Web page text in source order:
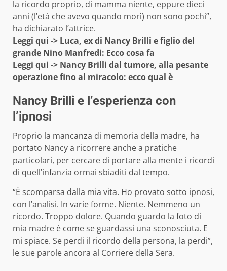
la ricordo proprio, di mamma niente, eppure dieci
anni (l’età che avevo quando morì) non sono pochi”,
ha dichiarato l’attrice.
Leggi qui -> Luca, ex di Nancy Brilli e figlio del
grande Nino Manfredi: Ecco cosa fa
Leggi qui -> Nancy Brilli dal tumore, alla pesante
operazione fino al miracolo: ecco qual è
Nancy Brilli e l’esperienza con
l’ipnosi
Proprio la mancanza di memoria della madre, ha
portato Nancy a ricorrere anche a pratiche
particolari, per cercare di portare alla mente i ricordi
di quell’infanzia ormai sbiaditi dal tempo.
“È scomparsa dalla mia vita. Ho provato sotto ipnosi,
con l’analisi. In varie forme. Niente. Nemmeno un
ricordo. Troppo dolore. Quando guardo la foto di
mia madre è come se guardassi una sconosciuta. E
mi spiace. Se perdi il ricordo della persona, la perdi”,
le sue parole ancora al Corriere della Sera.